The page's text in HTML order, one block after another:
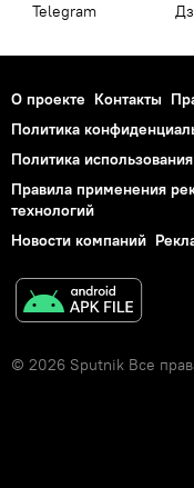
Telegram
О проекте Контакты
Политика
Политика
Правила применения
технологий
Новости компаний
© 2026 Sputnik Все